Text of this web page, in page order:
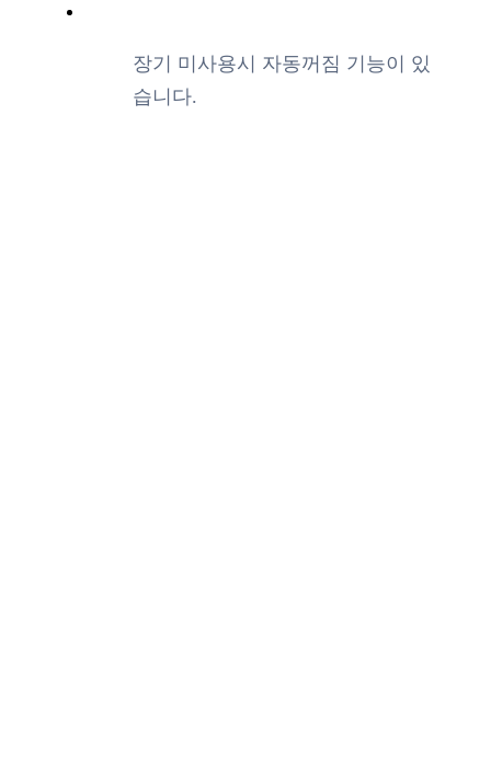
장기 미사용시 자동꺼짐 기능이 있
습니다.